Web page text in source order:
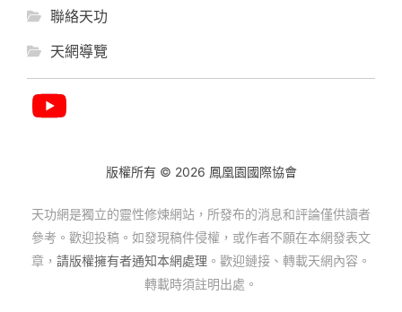
聯絡天功
天網導覽
版權所有 © 2026 鳳凰園國際協會
天功網是獨立的靈性修煉網站，所發布的消息和評論僅供讀者
參考。歡迎投稿。如發現稿件侵權，或作者不願在本網發表文
章， 請版權擁有者通知本網處理 。歡迎鏈接、轉載天網內容。
轉載時須註明出處。